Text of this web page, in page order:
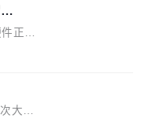
向深
那些
是过
论文
题。
2
团队
了他
第一
是他
好能
正从
。作
同类
撑，
大规